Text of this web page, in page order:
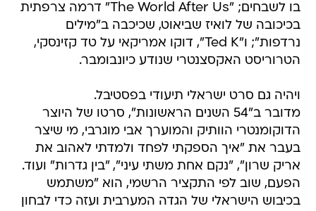
בו לשבחים; "The World After Us" דרמה צרפתית
בכיכובה של לואיז שביאוט, שכיכבה ב"מילים
נרדפות"; ו"Ted K", דוקו אמריקאי על טד קזינסקי,
הטרוריסט האקסצנטרי שנודע כיונבומבר.
ויהיה גם סרט ישראלי תיעודי בפסטיבל.
מדובר ב"54 השנים הראשונות", סרטו של היוצר
הדוקומנטרי הוותיק והמוערך אבי מוגרבי, מי שיצר
בעבר את "איך הספקתי לפחד ולמדתי לאהוב את
אריק שרון", "נקם אחת משתי עיני", "בין גדרות" ועוד.
הפעם, שוב לפי התקציר הרשמי, הוא "משתמש
בכיבוש הישראלי של הגדה המערבית ועזה כדי לבחון